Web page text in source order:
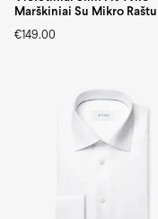
Marškiniai Su Mikro Raštu
€149.00